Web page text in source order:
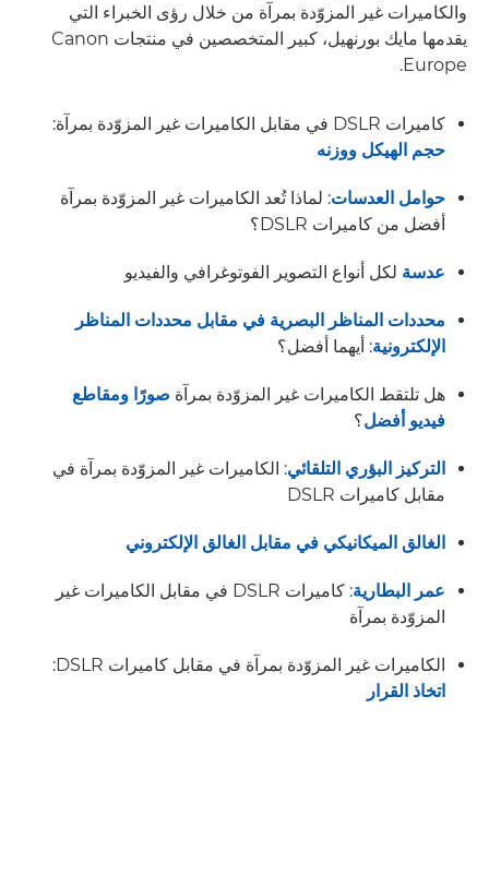
والكاميرات غير المزوّدة بمرآة من خلال رؤى الخبراء التي
يقدمها مايك بورنهيل، كبير المتخصصين في منتجات Canon
Europe.
كاميرات DSLR في مقابل الكاميرات غير المزوّدة بمرآة:
حجم الهيكل ووزنه
حوامل العدسات: لماذا تُعد الكاميرات غير المزوّدة بمرآة
أفضل من كاميرات DSLR؟
عدسة لكل أنواع التصوير الفوتوغرافي والفيديو
محددات المناظر البصرية في مقابل محددات المناظر
الإلكترونية: أيهما أفضل؟
هل تلتقط الكاميرات غير المزوّدة بمرآة صورًا ومقاطع
فيديو أفضل؟
التركيز البؤري التلقائي: الكاميرات غير المزوّدة بمرآة في
مقابل كاميرات DSLR
الغالق الميكانيكي في مقابل الغالق الإلكتروني
عمر البطارية
: كاميرات DSLR في مقابل الكاميرات غير
المزوّدة بمرآة
الكاميرات غير المزوّدة بمرآة في مقابل كاميرات DSLR:
اتخاذ القرار